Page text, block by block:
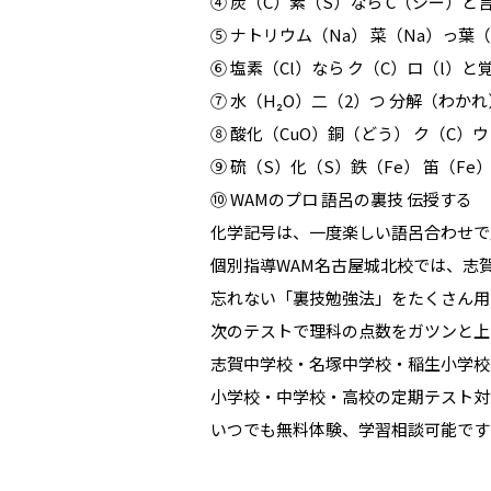
⑤ ナトリウム（Na） 菜（Na）っ葉
⑥ 塩素（Cl）なら ク（C）ロ（l）と
⑦ 水（H₂O）二（2）つ 分解（わか
⑧ 酸化（CuO）銅（どう） ク（C）
⑨ 硫（S）化（S）鉄（Fe） 笛（Fe
⑩ WAMのプロ 語呂の裏技 伝授する
化学記号は、一度楽しい語呂合わせ
個別指導WAM名古屋城北校では、志
忘れない「裏技勉強法」をたくさん
次のテストで理科の点数をガツンと
志賀中学校・名塚中学校・稲生小学
小学校・中学校・高校の定期テスト
いつでも無料体験、学習相談可能で